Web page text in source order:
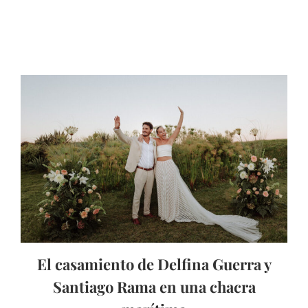
El casamiento de Delfina Guerra y
Santiago Rama en una chacra